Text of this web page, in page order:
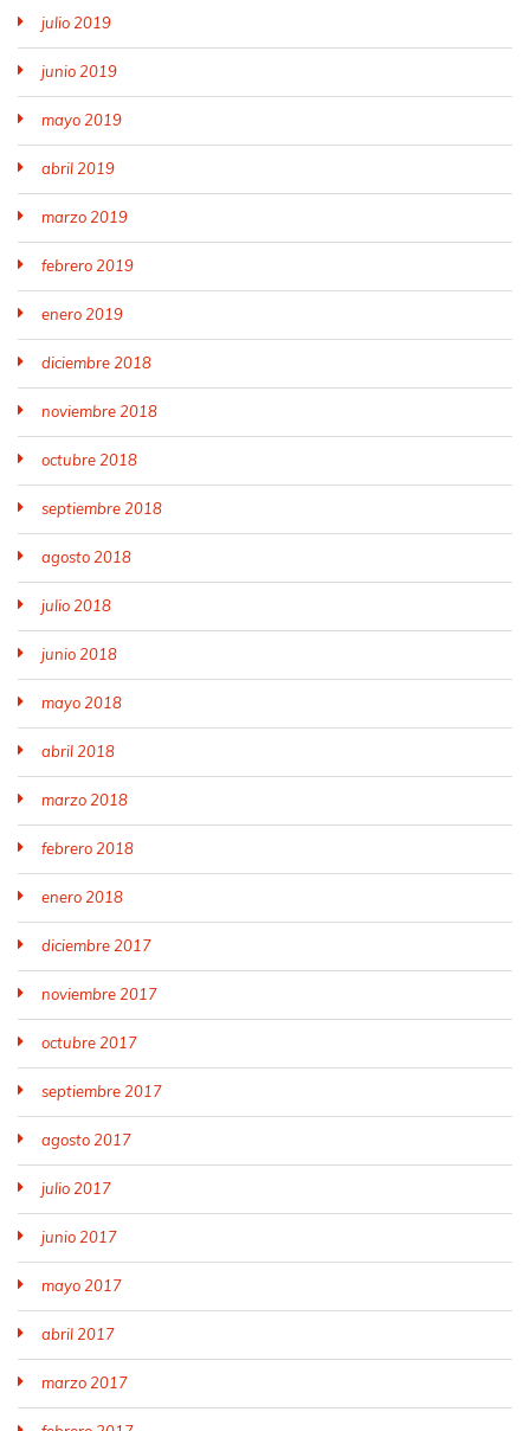
julio 2019
junio 2019
mayo 2019
abril 2019
marzo 2019
febrero 2019
enero 2019
diciembre 2018
noviembre 2018
octubre 2018
septiembre 2018
agosto 2018
julio 2018
junio 2018
mayo 2018
abril 2018
marzo 2018
febrero 2018
enero 2018
diciembre 2017
noviembre 2017
octubre 2017
septiembre 2017
agosto 2017
julio 2017
junio 2017
mayo 2017
abril 2017
marzo 2017